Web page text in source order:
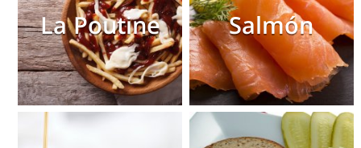
La Poutine Salmón